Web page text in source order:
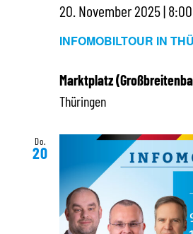
INFOMOBILTOUR IN
20. November 2025 | 8:00
Marktplatz
Thüringen
Do.
20